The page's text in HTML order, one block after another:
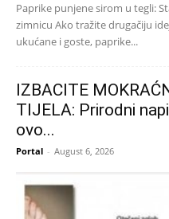
Paprike punjene sirom u tegli:
zimnicu Ako tražite drugačiju
ukućane i goste, paprike...
IZBACITE
TIJELA: Prirodni
ovo...
Portal - August 6, 2026